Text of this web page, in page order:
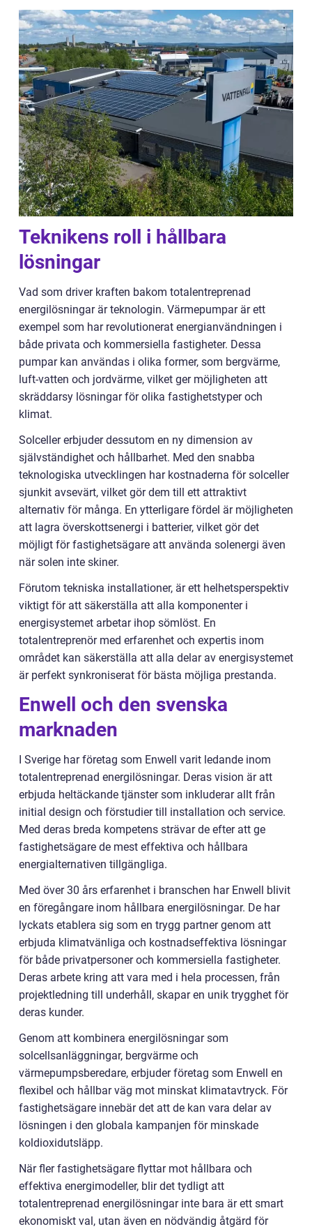
Teknikens roll i hållbara
lösningar
Vad som driver kraften bakom totalentreprenad
energilösningar är teknologin. Värmepumpar är ett
exempel som har revolutionerat energianvändningen i
både privata och kommersiella fastigheter. Dessa
pumpar kan användas i olika former, som bergvärme,
luft-vatten och jordvärme, vilket ger möjligheten att
skräddarsy lösningar för olika fastighetstyper och
klimat.
Solceller erbjuder dessutom en ny dimension av
självständighet och hållbarhet. Med den snabba
teknologiska utvecklingen har kostnaderna för solceller
sjunkit avsevärt, vilket gör dem till ett attraktivt
alternativ för många. En ytterligare fördel är möjligheten
att lagra överskottsenergi i batterier, vilket gör det
möjligt för fastighetsägare att använda solenergi även
när solen inte skiner.
Förutom tekniska installationer, är ett helhetsperspektiv
viktigt för att säkerställa att alla komponenter i
energisystemet arbetar ihop sömlöst. En
totalentreprenör med erfarenhet och expertis inom
området kan säkerställa att alla delar av energisystemet
är perfekt synkroniserat för bästa möjliga prestanda.
Enwell och den svenska
marknaden
I Sverige har företag som Enwell varit ledande inom
totalentreprenad energilösningar. Deras vision är att
erbjuda heltäckande tjänster som inkluderar allt från
initial design och förstudier till installation och service.
Med deras breda kompetens strävar de efter att ge
fastighetsägare de mest effektiva och hållbara
energialternativen tillgängliga.
Med över 30 års erfarenhet i branschen har Enwell blivit
en föregångare inom hållbara energilösningar. De har
lyckats etablera sig som en trygg partner genom att
erbjuda klimatvänliga och kostnadseffektiva lösningar
för både privatpersoner och kommersiella fastigheter.
Deras arbete kring att vara med i hela processen, från
projektledning till underhåll, skapar en unik trygghet för
deras kunder.
Genom att kombinera energilösningar som
solcellsanläggningar, bergvärme och
värmepumpsberedare, erbjuder företag som Enwell en
flexibel och hållbar väg mot minskat klimatavtryck. För
fastighetsägare innebär det att de kan vara delar av
lösningen i den globala kampanjen för minskade
koldioxidutsläpp.
När fler fastighetsägare flyttar mot hållbara och
effektiva energimodeller, blir det tydligt att
totalentreprenad energilösningar inte bara är ett smart
ekonomiskt val, utan även en nödvändig åtgärd för